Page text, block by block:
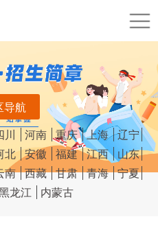
导航
川 河南 重庆 上海 辽宁
北 安徽 福建 江西
山东
南 西藏 甘肃 青海 宁夏
龙江 内蒙古